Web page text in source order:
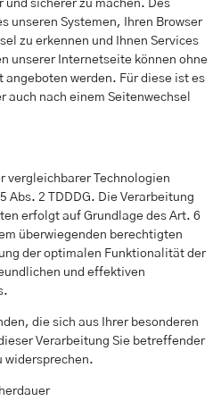
sicherer zu machen. Des
unseren Systemen, Ihren Browser
zu erkennen und Ihnen Services
unserer Internetseite können ohne
angeboten werden. Für diese ist es
auch nach einem Seitenwechsel
vergleichbarer Technologien
Abs. 2 TDDDG. Die Verarbeitung
erfolgt auf Grundlage des Art. 6
überwiegenden berechtigten
der optimalen Funktionalität der
und effektiven
die sich aus Ihrer besonderen
Verarbeitung Sie betreffender
widersprechen.